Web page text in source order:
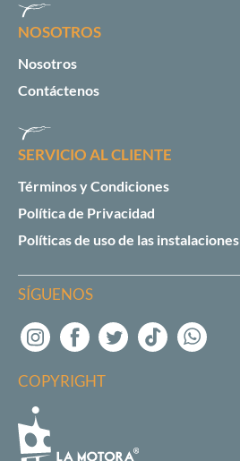
NOSOTROS
Nosotros
Contáctenos
SERVICIO AL CLIENTE
Términos y Condiciones
Política de Privacidad
Políticas de uso de las instalaciones
SÍGUENOS
COPYRIGHT